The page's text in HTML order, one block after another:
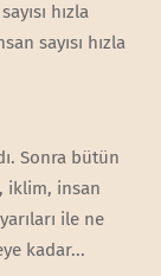
hızla
sayısı hızla
Sonra bütün
iklim, insan
ile ne
kadar...